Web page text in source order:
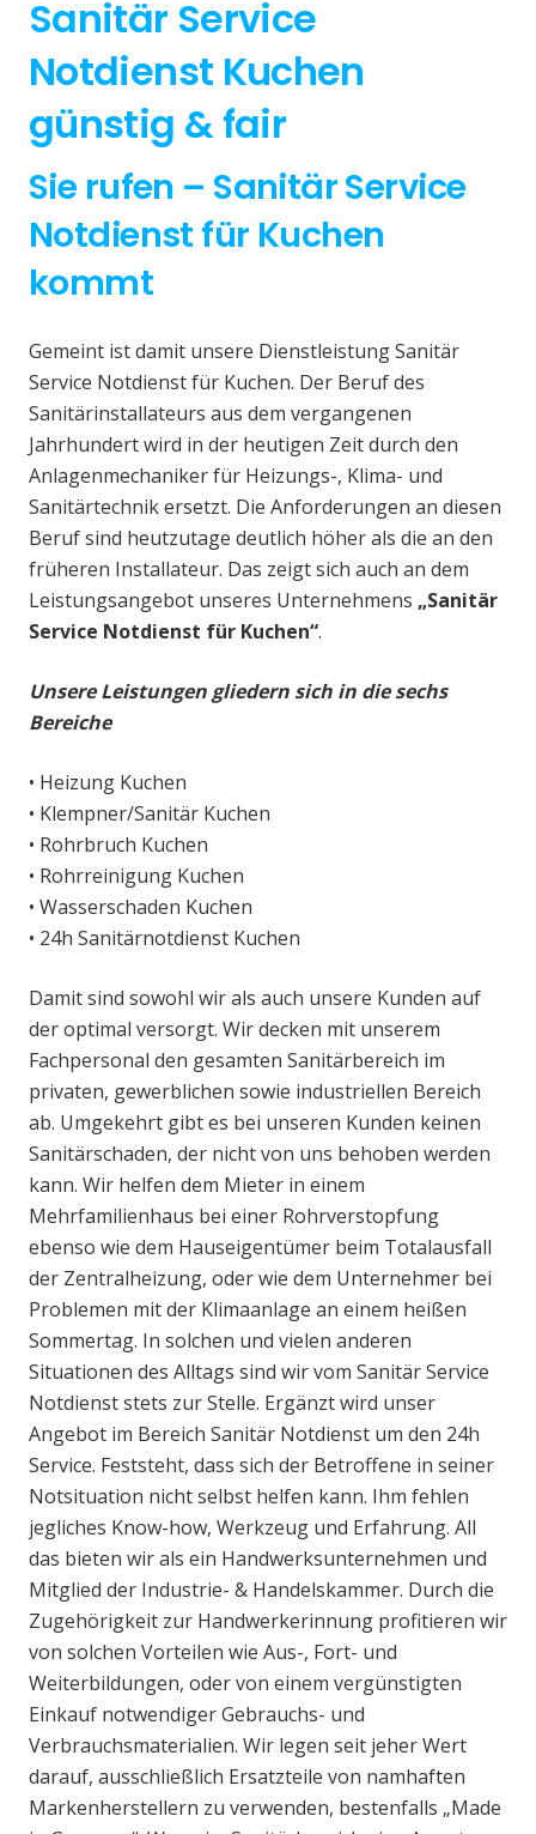
Sanitär Service
Notdienst Kuchen
günstig & fair
Sie rufen – Sanitär Service
Notdienst für Kuchen
kommt
Gemeint ist damit unsere Dienstleistung Sanitär
Service Notdienst für Kuchen. Der Beruf des
Sanitärinstallateurs aus dem vergangenen
Jahrhundert wird in der heutigen Zeit durch den
Anlagenmechaniker für Heizungs-, Klima- und
Sanitärtechnik ersetzt. Die Anforderungen an diesen
Beruf sind heutzutage deutlich höher als die an den
früheren Installateur. Das zeigt sich auch an dem
Leistungsangebot unseres Unternehmens „Sanitär
Service Notdienst für Kuchen“.
Unsere Leistungen gliedern sich in die sechs
Bereiche
• Heizung Kuchen
• Klempner/Sanitär Kuchen
• Rohrbruch Kuchen
• Rohrreinigung Kuchen
• Wasserschaden Kuchen
• 24h Sanitärnotdienst Kuchen
Damit sind sowohl wir als auch unsere Kunden auf
der optimal versorgt. Wir decken mit unserem
Fachpersonal den gesamten Sanitärbereich im
privaten, gewerblichen sowie industriellen Bereich
ab. Umgekehrt gibt es bei unseren Kunden keinen
Sanitärschaden, der nicht von uns behoben werden
kann. Wir helfen dem Mieter in einem
Mehrfamilienhaus bei einer Rohrverstopfung
ebenso wie dem Hauseigentümer beim Totalausfall
der Zentralheizung, oder wie dem Unternehmer bei
Problemen mit der Klimaanlage an einem heißen
Sommertag. In solchen und vielen anderen
Situationen des Alltags sind wir vom Sanitär Service
Notdienst stets zur Stelle. Ergänzt wird unser
Angebot im Bereich Sanitär Notdienst um den 24h
Service. Feststeht, dass sich der Betroffene in seiner
Notsituation nicht selbst helfen kann. Ihm fehlen
jegliches Know-how, Werkzeug und Erfahrung. All
das bieten wir als ein Handwerksunternehmen und
Mitglied der Industrie- & Handelskammer. Durch die
Zugehörigkeit zur Handwerkerinnung profitieren wir
von solchen Vorteilen wie Aus-, Fort- und
Weiterbildungen, oder von einem vergünstigten
Einkauf notwendiger Gebrauchs- und
Verbrauchsmaterialien. Wir legen seit jeher Wert
darauf, ausschließlich Ersatzteile von namhaften
Markenherstellern zu verwenden, bestenfalls „Made